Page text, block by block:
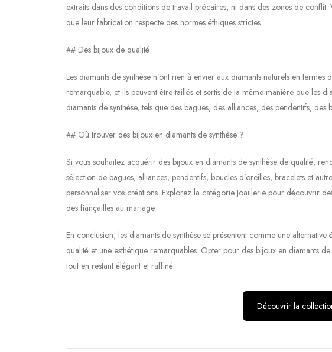
extraits dans des conditions de travail précaires, ni dans des zones de
que leur fabrication respecte des normes éthiques strictes.
## Des bijoux de qualité
Les diamants de synthèse n’ont rien à envier aux diamants naturels en
remarquable, et ils peuvent être taillés et sertis de la même manière que les
diamants de synthèse, tels que des bagues, des alliances, des pendentifs,
## Où trouver des bijoux en diamants de synthèse ?
Si vous souhaitez acquérir des bijoux en diamants de synthèse de qualité,
sélection de bagues, alliances, pendentifs, boucles d’oreilles, bracelets et
personnaliser vos créations. Explorez la catégorie Joaillerie pour découvrir
des fiançailles au mariage.
En conclusion, les diamants de synthèse se présentent comme une
qualité et une esthétique remarquables. Opter pour des bijoux en diamants
tout en restant élégant et raffiné.
Découvrir la